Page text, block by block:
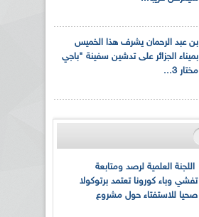
بن عبد الرحمان يشرف هذا الخميس
بميناء الجزائر على تدشين سفينة "باجي
مختار 3...
اللجنة العلمية لرصد ومتابعة
تفشي وباء كورونا تعتمد برتوكولا
صحيا للاستفتاء حول مشروع